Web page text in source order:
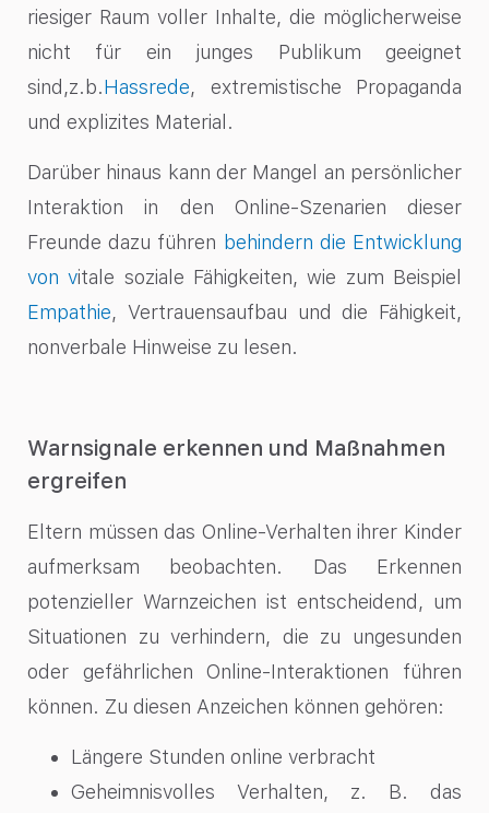
riesiger Raum voller Inhalte, die möglicherweise
nicht für ein junges Publikum geeignet
sind,z.b.Hassrede, extremistische Propaganda
und explizites Material.
Darüber hinaus kann der Mangel an persönlicher
Interaktion in den Online-Szenarien dieser
Freunde dazu führen behindern die Entwicklung
von vitale soziale Fähigkeiten, wie zum Beispiel
Empathie, Vertrauensaufbau und die Fähigkeit,
nonverbale Hinweise zu lesen.
Warnsignale erkennen und Maßnahmen
ergreifen
Eltern müssen das Online-Verhalten ihrer Kinder
aufmerksam beobachten. Das Erkennen
potenzieller Warnzeichen ist entscheidend, um
Situationen zu verhindern, die zu ungesunden
oder gefährlichen Online-Interaktionen führen
können. Zu diesen Anzeichen können gehören:
Längere Stunden online verbracht
Geheimnisvolles Verhalten, z. B. das